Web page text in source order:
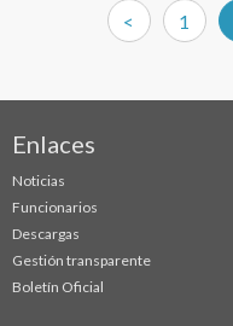
< 1
Enlaces
Noticias
Funcionarios
Descargas
Gestión transparente
Boletín Oficial